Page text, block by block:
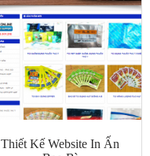
Thiết Kế Website In Ấn